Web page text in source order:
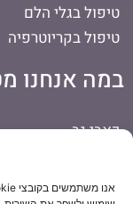
טיפול בגלי הלם
טיפול בקריוטרפיה
במה אנחנו
כאבי גב
כאבי ראש